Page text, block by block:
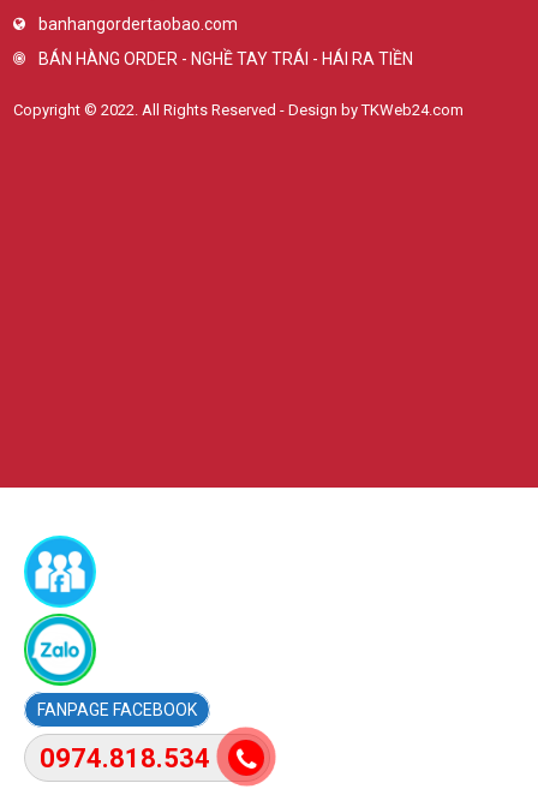
banhangordertaobao.com
BÁN HÀNG ORDER - NGHỀ TAY TRÁI - HÁI RA TIỀN
Copyright © 2022. All Rights Reserved - Design by TKWeb24.com
0974.818.534
FACEBOOK